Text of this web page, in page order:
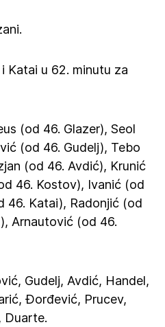
Katai u 62. minutu za
(od 46. Glazer), Seol
(od 46. Gudelj), Tebo
(od 46. Avdić), Krunić
46. Kostov), Ivanić (od
46. Katai), Radonjić (od
Arnautović (od 46.
Gudelj, Avdić, Handel,
Đorđević, Prucev,
Duarte.